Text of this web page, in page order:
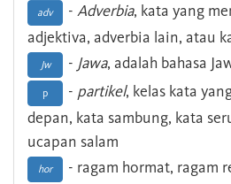
adv - Adverbia, kata yang
adjektiva, adverbia lain, atau
Jw - Jawa, adalah bahasa
p - partikel, kelas kata
depan, kata sambung, kata
ucapan salam
hor - ragam hormat, ragam